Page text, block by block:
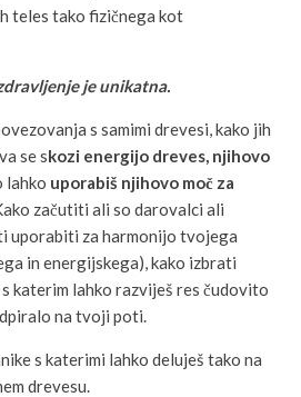
teles tako fizičnega kot
je unikatna.
s samimi drevesi, kako jih
se skozi energijo dreves, njihovo
lahko uporabiš njihovo moč za
začutiti ali so darovalci ali
uporabiti za harmonijo tvojega
in energijskega), kako izbrati
katerim lahko razviješ res čudovito
na tvoji poti.
s katerimi lahko deluješ tako na
drevesu.